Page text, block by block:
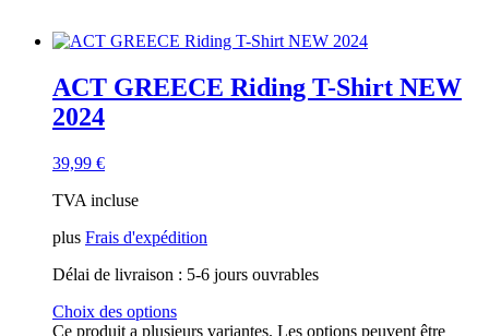
ACT GREECE Riding T-Shirt NEW
2024
39,99 €
TVA incluse
plus Frais d'expédition
Délai de livraison : 5-6 jours ouvrables
Choix des options
Ce produit a plusieurs variantes. Les options peuvent être